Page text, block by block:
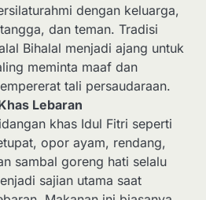
dengan keluarga,
dan teman. Tradisi
Bihalal menjadi ajang untuk
meminta maaf dan
tali persaudaraan.
Lebaran
khas Idul Fitri seperti
opor ayam, rendang,
sambal goreng hati selalu
sajian utama saat